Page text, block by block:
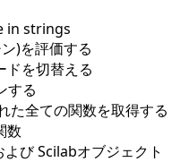
in strings
)を評価する
ドを切替える
する
た全ての関数を取得する
数
び Scilabオブジェクト